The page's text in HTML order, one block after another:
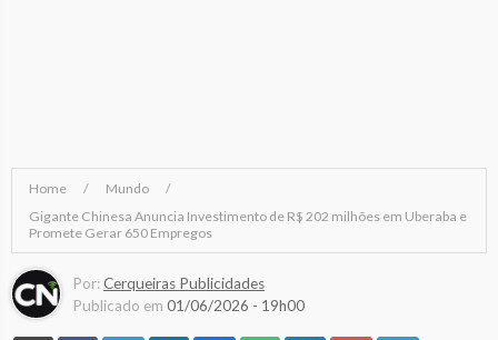
Home
Mundo
Gigante Chinesa Anuncia Investimento de R$ 202 milhões em Uberaba e
Promete Gerar 650 Empregos
Por:Cerqueiras Publicidades
Publicado em 01/06/2026 - 19h00